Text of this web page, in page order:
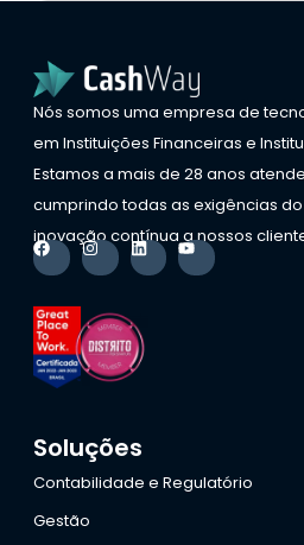
Nós somos uma empresa de
em Instituições Financeiras e
Estamos a mais de 28 anos
cumprindo todas as exigências
inovação contínua a nossos
Soluções
Contabilidade e Regulatório
Gestão